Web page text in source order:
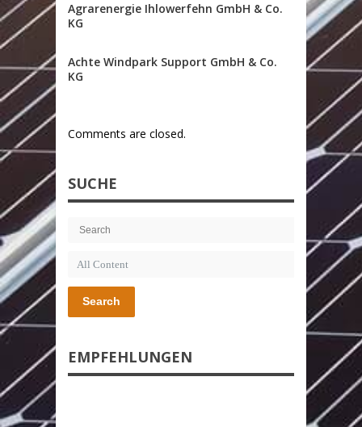
Agrarenergie Ihlowerfehn GmbH & Co.
KG
Achte Windpark Support GmbH & Co.
KG
Comments are closed.
SUCHE
Search
EMPFEHLUNGEN